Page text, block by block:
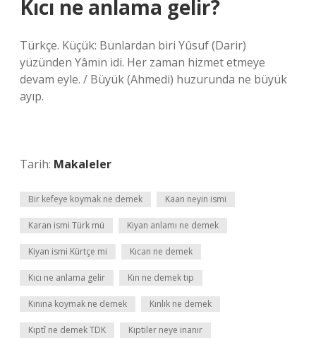
Kıcı ne anlama gelir?
Türkçe. Küçük: Bunlardan biri Yûsuf (Darir)
yüzünden Yâmin idi. Her zaman hizmet etmeye
devam eyle. / Büyük (Ahmedi) huzurunda ne büyük
ayıp.
Tarih: Makaleler
Bir kefeye koymak ne demek Kaan neyin ismi
Karan ismi Türk mü Kiyan anlamı ne demek
Kiyan ismi Kürtçe mi Kıcan ne demek
Kıcı ne anlama gelir Kın ne demek tıp
Kınına koymak ne demek Kınlık ne demek
Kıptî ne demek TDK Kıptiler neye inanır